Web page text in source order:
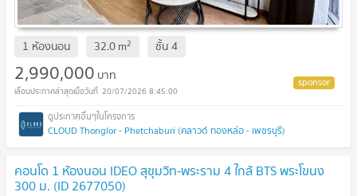
1 ห้องนอน 32.0m2 ชั้น4
2,990,000 บาท
20/07/2026 8:45:00
CLOUD Thonglor - Phetchaburi (คลาวด์ ทองหล่อ - เพชรบุรี)
คอนโด 1 ห้องนอน IDEO สุขุมวิท-พระราม 4 ใกล้ BTS พระโขนง
300 ม. (ID 2677050)